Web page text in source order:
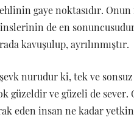
gaye noktasıdır. Onun
de en
kavuşulup, ayrılınmıştır.
nurudur ki, tek ve
güzeldir ve güzeli de sever.
eden insan ne kadar